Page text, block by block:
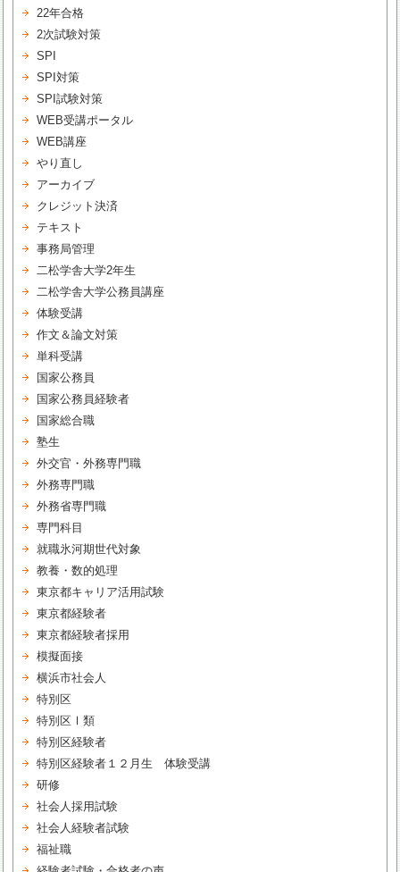
22年合格
2次試験対策
SPI
SPI対策
SPI試験対策
WEB受講ポータル
WEB講座
やり直し
アーカイブ
クレジット決済
テキスト
事務局管理
二松学舎大学2年生
二松学舎大学公務員講座
体験受講
作文＆論文対策
単科受講
国家公務員
国家公務員経験者
国家総合職
塾生
外交官・外務専門職
外務専門職
外務省専門職
専門科目
就職氷河期世代対象
教養・数的処理
東京都キャリア活用試験
東京都経験者
東京都経験者採用
模擬面接
横浜市社会人
特別区
特別区Ⅰ類
特別区経験者
特別区経験者１２月生 体験受講
研修
社会人採用試験
社会人経験者試験
福祉職